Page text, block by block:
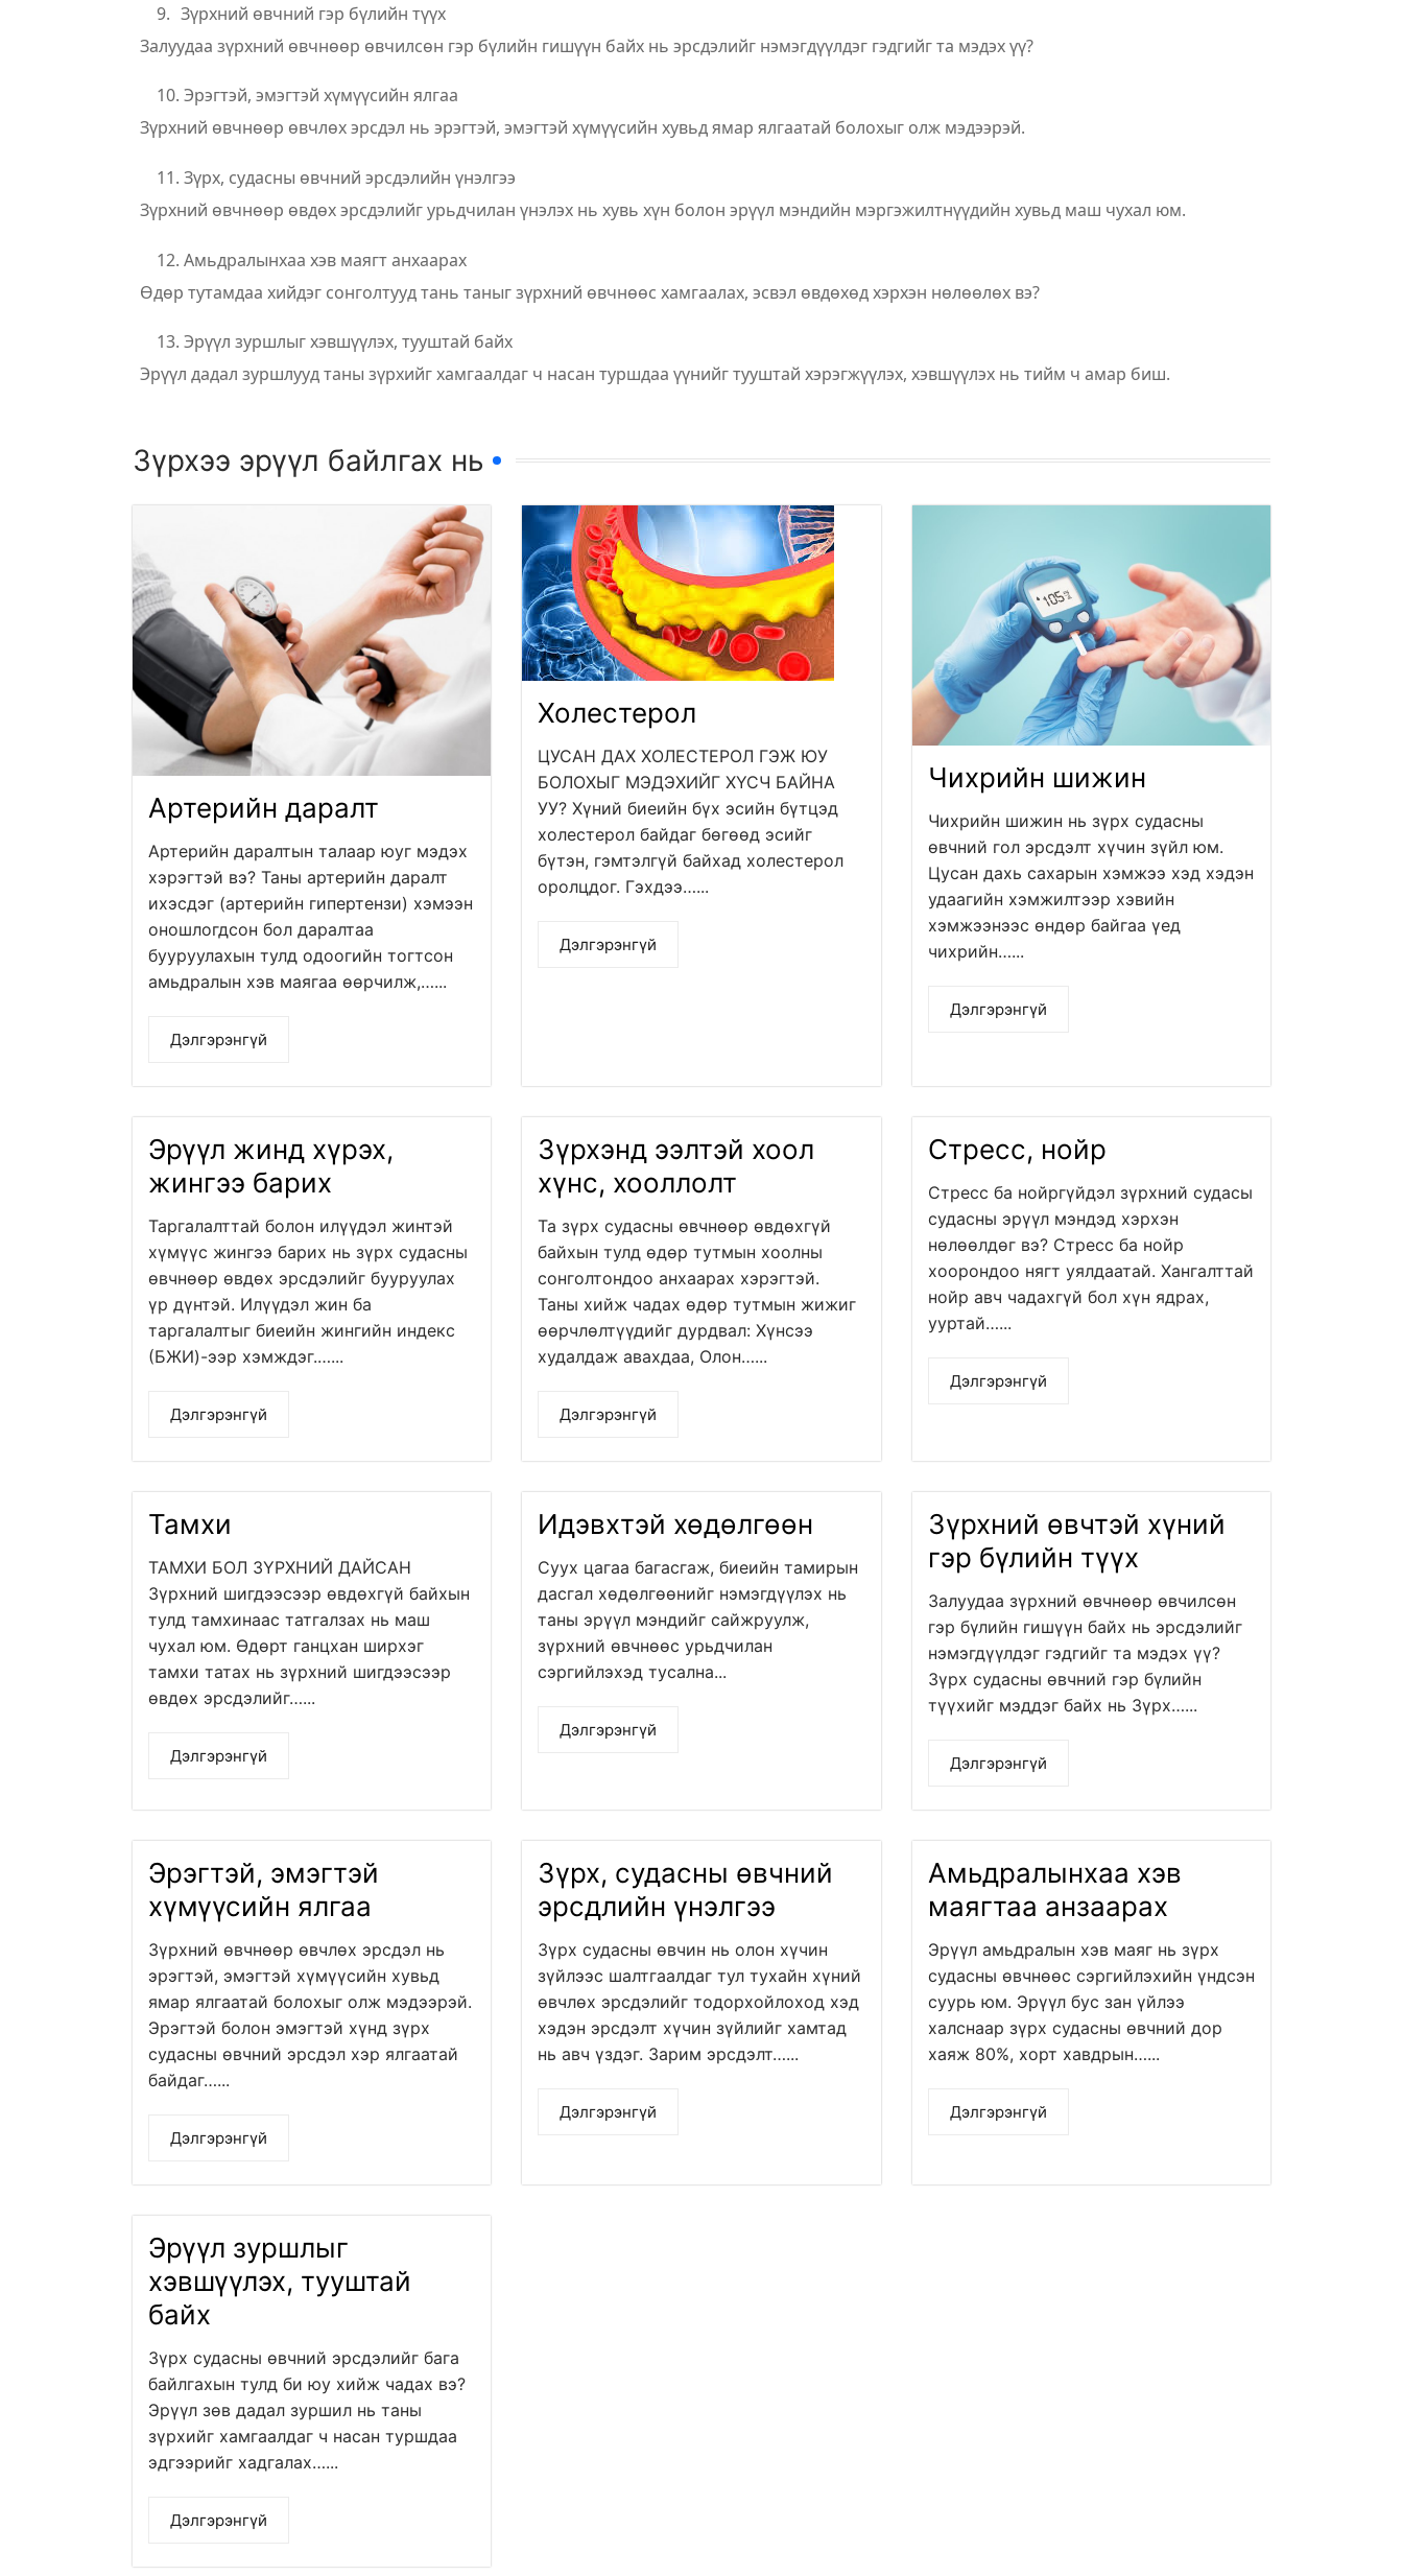
9. Зүрхний өвчний гэр бүлийн түүх
Залуудаа зүрхний өвчнөөр өвчилсөн гэр бүлийн гишүүн байх нь эрсдэлийг нэмэгдүүлдэг гэдгийг та мэдэх үү?
10. Эрэгтэй, эмэгтэй хүмүүсийн ялгаа
Зүрхний өвчнөөр өвчлөх эрсдэл нь эрэгтэй, эмэгтэй хүмүүсийн хувьд ямар ялгаатай болохыг олж мэдээрэй.
11. Зүрх, судасны өвчний эрсдэлийн үнэлгээ
Зүрхний өвчнөөр өвдөх эрсдэлийг урьдчилан үнэлэх нь хувь хүн болон эрүүл мэндийн мэргэжилтнүүдийн хувьд маш чухал юм.
12. Амьдралынхаа хэв маягт анхаарах
Өдөр тутамдаа хийдэг сонголтууд тань таныг зүрхний өвчнөөс хамгаалах, эсвэл өвдөхөд хэрхэн нөлөөлөх вэ?
13. Эрүүл зуршлыг хэвшүүлэх, тууштай байх
Эрүүл дадал зуршлууд таны зүрхийг хамгаалдаг ч насан туршдаа үүнийг тууштай хэрэгжүүлэх, хэвшүүлэх нь тийм ч амар биш.
Зүрхээ эрүүл байлгах нь
Артерийн даралт
Артерийн даралтын талаар юуг мэдэх
хэрэгтэй вэ? Таны артерийн даралт
ихэсдэг (артерийн гипертензи) хэмээн
оношлогдсон бол даралтаа
бууруулахын тулд одоогийн тогтсон
амьдралын хэв маягаа өөрчилж,…...
Дэлгэрэнгүй
Холестерол
ЦУСАН ДАХ ХОЛЕСТЕРОЛ ГЭЖ ЮУ
БОЛОХЫГ МЭДЭХИЙГ ХҮСЧ БАЙНА
УУ? Хүний биеийн бүх эсийн бүтцэд
холестерол байдаг бөгөөд эсийг
бүтэн, гэмтэлгүй байхад холестерол
оролцдог. Гэхдээ…...
Дэлгэрэнгүй
Чихрийн шижин
Чихрийн шижин нь зүрх судасны
өвчний гол эрсдэлт хүчин зүйл юм.
Цусан дахь сахарын хэмжээ хэд хэдэн
удаагийн хэмжилтээр хэвийн
хэмжээнээс өндөр байгаа үед
чихрийн…...
Дэлгэрэнгүй
Эрүүл жинд хүрэх,
жингээ барих
Таргалалттай болон илүүдэл жинтэй
хүмүүс жингээ барих нь зүрх судасны
өвчнөөр өвдөх эрсдэлийг бууруулах
үр дүнтэй. Илүүдэл жин ба
таргалалтыг биеийн жингийн индекс
(БЖИ)-ээр хэмждэг.…...
Дэлгэрэнгүй
Зүрхэнд ээлтэй хоол
хүнс, хооллолт
Та зүрх судасны өвчнөөр өвдөхгүй
байхын тулд өдөр тутмын хоолны
сонголтондоо анхаарах хэрэгтэй.
Таны хийж чадах өдөр тутмын жижиг
өөрчлөлтүүдийг дурдвал: Хүнсээ
худалдаж авахдаа, Олон…...
Дэлгэрэнгүй
Стресс, нойр
Стресс ба нойргүйдэл зүрхний судасы
судасны эрүүл мэндэд хэрхэн
нөлөөлдөг вэ? Стресс ба нойр
хоорондоо нягт уялдаатай. Хангалттай
нойр авч чадахгүй бол хүн ядрах,
ууртай…...
Дэлгэрэнгүй
Тамхи
ТАМХИ БОЛ ЗҮРХНИЙ ДАЙСАН
Зүрхний шигдээсээр өвдөхгүй байхын
тулд тамхинаас татгалзах нь маш
чухал юм. Өдөрт ганцхан ширхэг
тамхи татах нь зүрхний шигдээсээр
өвдөх эрсдэлийг…...
Дэлгэрэнгүй
Идэвхтэй хөдөлгөөн
Суух цагаа багасгаж, биеийн тамирын
дасгал хөдөлгөөнийг нэмэгдүүлэх нь
таны эрүүл мэндийг сайжруулж,
зүрхний өвчнөөс урьдчилан
сэргийлэхэд тусална...
Дэлгэрэнгүй
Зүрхний өвчтэй хүний
гэр бүлийн түүх
Залуудаа зүрхний өвчнөөр өвчилсөн
гэр бүлийн гишүүн байх нь эрсдэлийг
нэмэгдүүлдэг гэдгийг та мэдэх үү?
Зүрх судасны өвчний гэр бүлийн
түүхийг мэддэг байх нь Зүрх…...
Дэлгэрэнгүй
Эрэгтэй, эмэгтэй
хүмүүсийн ялгаа
Зүрхний өвчнөөр өвчлөх эрсдэл нь
эрэгтэй, эмэгтэй хүмүүсийн хувьд
ямар ялгаатай болохыг олж мэдээрэй.
Эрэгтэй болон эмэгтэй хүнд зүрх
судасны өвчний эрсдэл хэр ялгаатай
байдаг…...
Дэлгэрэнгүй
Зүрх, судасны өвчний
эрсдлийн үнэлгээ
Зүрх судасны өвчин нь олон хүчин
зүйлээс шалтгаалдаг тул тухайн хүний
өвчлөх эрсдэлийг тодорхойлоход хэд
хэдэн эрсдэлт хүчин зүйлийг хамтад
нь авч үздэг. Зарим эрсдэлт…...
Дэлгэрэнгүй
Амьдралынхаа хэв
маягтаа анзаарах
Эрүүл амьдралын хэв маяг нь зүрх
судасны өвчнөөс сэргийлэхийн үндсэн
суурь юм. Эрүүл бус зан үйлээ
халснаар зүрх судасны өвчний дор
хаяж 80%, хорт хавдрын…...
Дэлгэрэнгүй
Эрүүл зуршлыг
хэвшүүлэх, тууштай
байх
Зүрх судасны өвчний эрсдэлийг бага
байлгахын тулд би юу хийж чадах вэ?
Эрүүл зөв дадал зуршил нь таны
зүрхийг хамгаалдаг ч насан туршдаа
эдгээрийг хадгалах…...
Дэлгэрэнгүй